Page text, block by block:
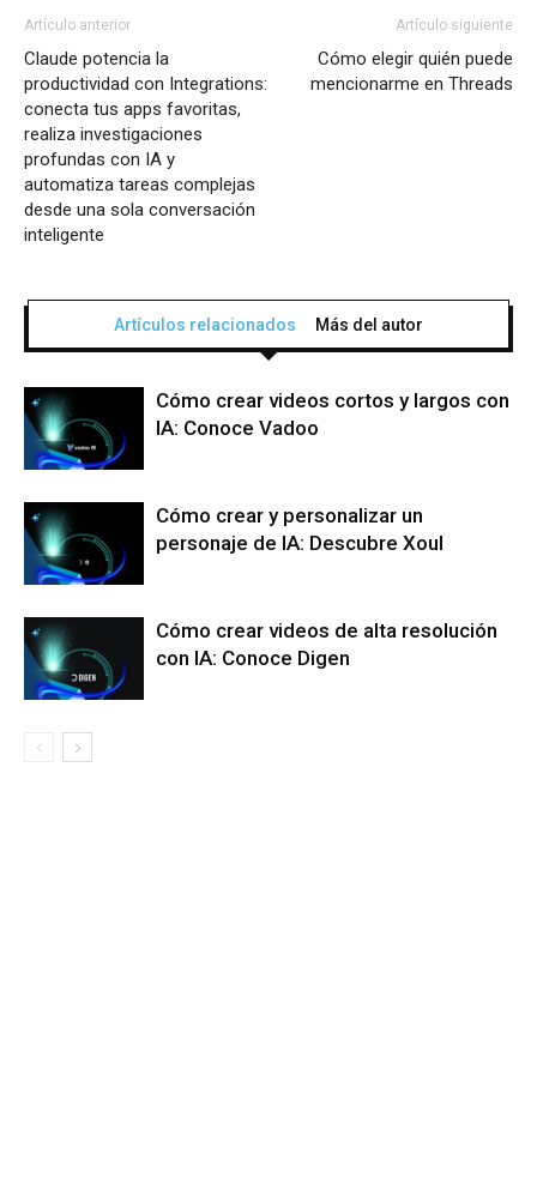
Artículo anterior
Claude potencia la
productividad con Integrations:
conecta tus apps favoritas,
realiza investigaciones
profundas con IA y
automatiza tareas complejas
desde una sola conversación
inteligente
Artículo siguiente
Cómo elegir quién puede
mencionarme en Threads
Artículos relacionados Más del autor
Cómo crear videos cortos y largos con
IA: Conoce Vadoo
Cómo crear y personalizar un
personaje de IA: Descubre Xoul
Cómo crear videos de alta resolución
con IA: Conoce Digen